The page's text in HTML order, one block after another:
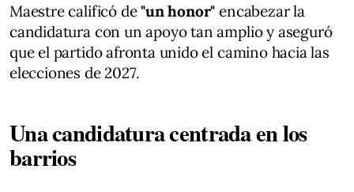
Maestre calificó de"un honor" encabezar la
candidatura con un apoyo tan amplio y aseguró
que el partido afronta unido el camino hacia las
elecciones de 2027.
Una candidatura centrada en los
barrios